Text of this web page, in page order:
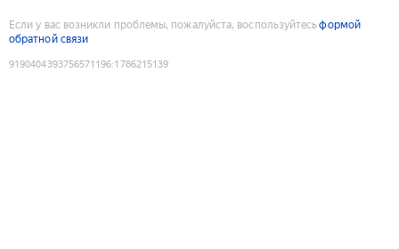
Если у вас возникли проблемы, пожалуйста, воспользуйтесьформой
обратной связи
9190404393756571196:1786215139